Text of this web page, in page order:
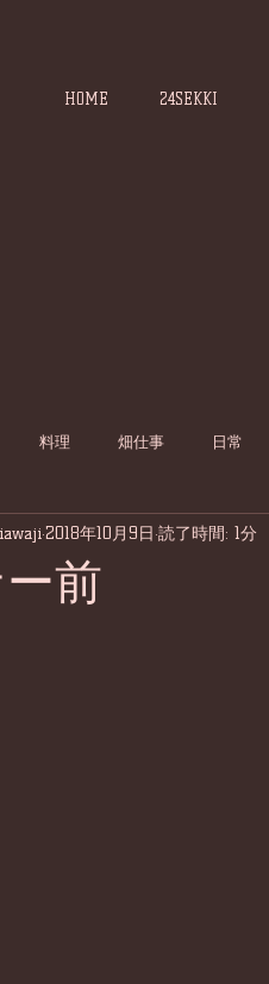
HOME 24SEKKI
料理 畑仕事 日常
前
2018年10月9日 読了時間: 1分